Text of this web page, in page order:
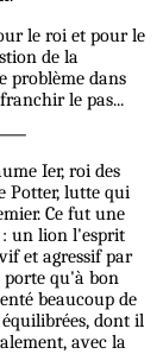
le roi et pour le
de la
problème dans
le pas...
Ier, roi des
Potter, lutte qui
Ce fut une
: un lion l'esprit
et agressif par
porte qu'à bon
beaucoup de
dont il
avec la